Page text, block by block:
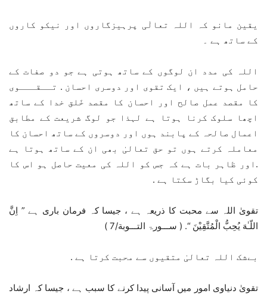
یقین مانو کہ اللہ تعالٰی پرہیزگاروں اور نیکو کاروں
کے ساتھ ہے ۔
اللہ کی مدد ان لوگوں کے ساتھ ہوتی ہے جو دو صفات کے
حامل ہوتے ہیں ، ایک تقوی اور دوسری احسان . تــقـــوی
کا مقصد عمل صالح اور احسان کا مقصد خَلق خدا کے ساتھ
اچھا سلوک کرنا ہوتا ہے لہذا جو لوگ شریعت کے مطابق
اعمال صالحہ کے پابند ہوں اور دوسروں کے ساتھ احسان کا
معاملہ کرتے ہوں تو حق تعالیٰ بھی ان کے ساتھ ہوتا ہے
.اور ظاہر بات ہے کہ جس کو اللہ کی معیت حاصل ہو اس کا
کوئی کیا بگاڑ سکتا ہے .
تقویٰ اللہ سے محبت کا ذریعہ ہے ، جیسا کہ فرمان باری ہے ” اِنَّ
اللّـٰهَ يُحِبُّ الْمُتَّقِيْنَ “. ( ســـورۃ التـــوبة/7 )
بےشک اللہ تعالیٰ متقیوں سے محبت کرتا ہے .
تقویٰ دنیاوی امور میں آسانی پیدا کرنے کا سبب ہے ، جیسا کہ ارشاد